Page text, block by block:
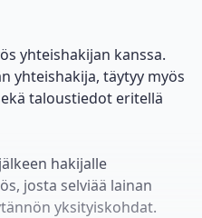
yhteishakijan kanssa.
yhteishakija, täytyy myös
taloustiedot eritellä
hakijalle
josta selviää lainan
yksityiskohdat.